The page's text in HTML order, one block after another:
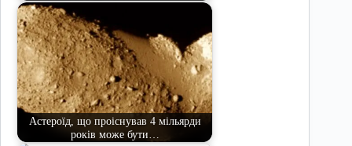
Астероїд, що проіснував 4 мільярди
років може бути…